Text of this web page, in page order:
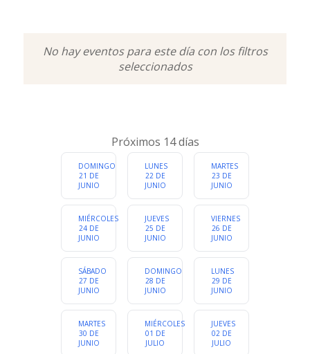
FAMILIAR DEPORTES ESPECTÁCULOS
Cualquier categoria
No hay eventos para este día con los filtros
seleccionados
Próximos 14 días
DOMINGO
21 DE
JUNIO
LUNES
22 DE
JUNIO
MARTES
23 DE
JUNIO
MIÉRCOLES
24 DE
JUNIO
JUEVES
25 DE
JUNIO
VIERNES
26 DE
JUNIO
SÁBADO
27 DE
JUNIO
DOMINGO
28 DE
JUNIO
LUNES
29 DE
JUNIO
MARTES
30 DE
JUNIO
MIÉRCOLES
01 DE
JULIO
JUEVES
02 DE
JULIO